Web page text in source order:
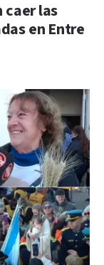
caer las
en Entre